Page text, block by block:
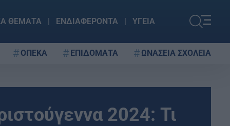
ΘΕΜΑΤΑ ΕΝΔΙΑΦΕΡΟΝΤΑ ΥΓΕΙΑ
ΟΠΕΚΑ ΕΠΙΔΟΜΑΤΑ ΩΝΑΣΕΙΑ ΣΧΟΛΕΙΑ
2024: Τι